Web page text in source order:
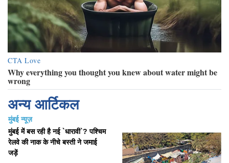
अन्य आर्टिकल
मुंबई न्यूज़
मुंबई में बस रही है नई `धारावी`? पश्चिम
रेलवे की नाक के नीचे बस्ती ने जमाई
जड़ें